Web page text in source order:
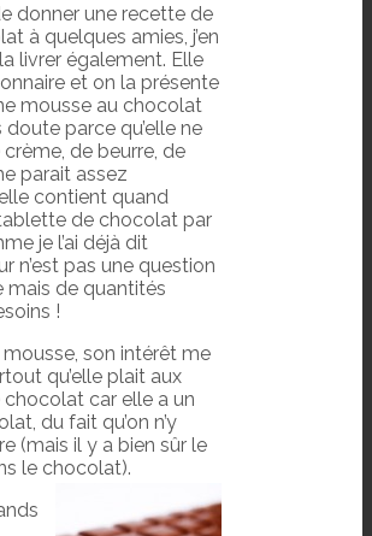
donner une recette de
à quelques amies, j’en
livrer également. Elle
et on la présente
mousse au chocolat
parce qu’elle ne
de beurre, de
parait assez
contient quand
de chocolat par
je l’ai déjà dit
n’est pas une question
mais de quantités
!
son intérêt me
qu’elle plait aux
car elle a un
du fait qu’on n’y
(mais il y a bien sûr le
le chocolat).